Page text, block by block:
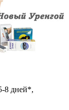
8 дней*,